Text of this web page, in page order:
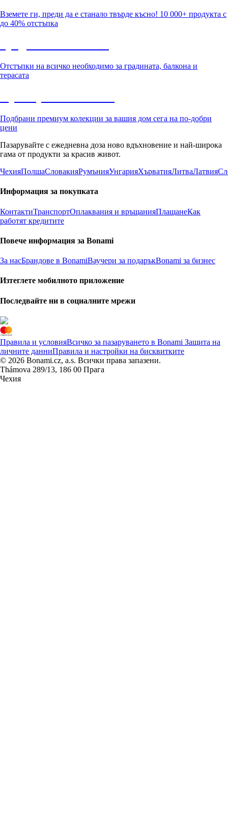
Вземете ги, преди да е станало твърде късно! 10 000+ продукта с
до 40% отстъпка
Отстъпки на всичко необходимо за градината, балкона и
терасата
Подбрани премиум колекции за вашия дом сега на по-добри
цени
Пазарувайте с ежедневна доза ново вдъхновение и най-широка
гама от продукти за красив живот.
ЧехияПолшаСловакияРумънияУнгарияХърватияЛитваЛатвия
Информация за покупката
КонтактиТранспортОплаквания и връщанияПлащанеКак
работят кредитите
Повече информация за Bonami
За насБрандове в BonamiВаучери за подаръкBonami за бизнес
Изтеглете мобилното приложение
Последвайте ни в социалните мрежи
Правила и условияВсичко за пазаруването в Bonami Защита на
личните данниПравила и настройки на бисквитките
© 2026 Bonami.cz, a.s. Всички права запазени.
Thámova 289/13, 186 00 Прага
Чехия